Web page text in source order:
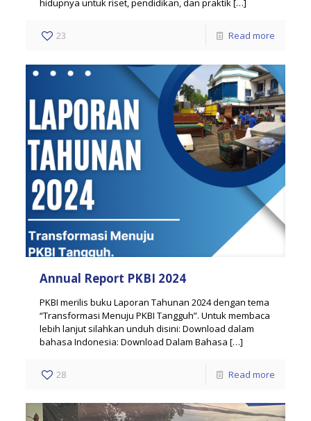
hidupnya untuk riset, pendidikan, dan praktik[…]
23 Read more
Annual Report PKBI 2024
PKBI merilis buku Laporan Tahunan 2024 dengan tema
“Transformasi Menuju PKBI Tangguh”. Untuk membaca
lebih lanjut silahkan unduh disini: Download dalam
bahasa Indonesia: Download Dalam Bahasa […]
28 Read more